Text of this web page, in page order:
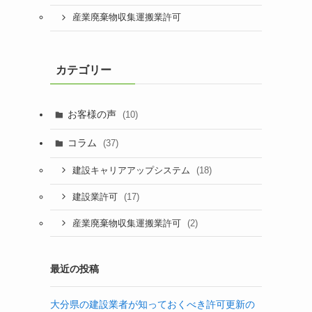
産業廃棄物収集運搬業許可
カテゴリー
お客様の声 (10)
コラム (37)
建設キャリアアップシステム (18)
建設業許可 (17)
産業廃棄物収集運搬業許可 (2)
最近の投稿
大分県の建設業者が知っておくべき許可更新の